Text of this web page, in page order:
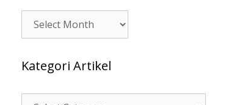
Artikel
Kategori Artikel
Kategori